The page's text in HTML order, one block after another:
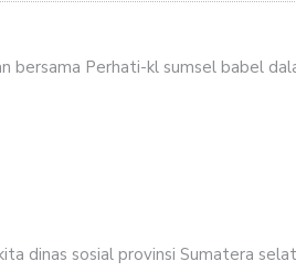
bersama Perhati-kl sumsel babel
dinas sosial provinsi Sumatera